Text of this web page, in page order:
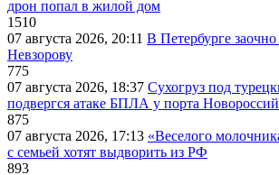
дрон попал в жилой дом
1510
07 августа 2026, 20:11 В Петербурге
Невзорову
775
07 августа 2026, 18:37 Сухогруз под
подвергся атаке БПЛА у порта
875
07 августа 2026, 17:13 «Веселого
с семьей хотят выдворить из РФ
893